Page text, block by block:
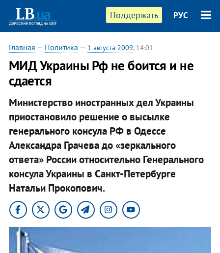
Поддержать РУС
Главная — Политика — 1 августа 2009, 14:01
МИД Украины Рф не боится и не
сдается
Министерство иностранных дел Украины
приостановило решение о высылке
генерального консула РФ в Одессе
Александра Грачева до «зеркального
ответа» России относительно Генерального
консула Украины в Санкт-Петербурге
Натальи Прокопович.